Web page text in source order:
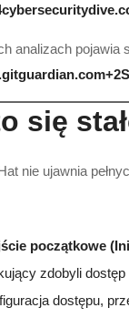
analizach pojawia
się
nie ujawnia
początkowe
zdobyli
dostępu,